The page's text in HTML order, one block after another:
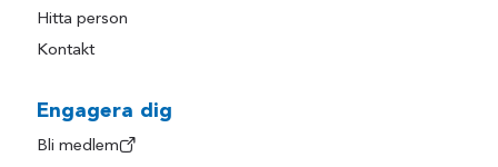
Hitta person
Kontakt
Engagera dig
Bli medlem